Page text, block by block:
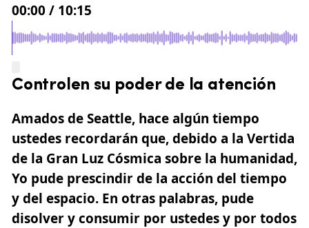
00:00 / 10:15
Controlen su poder de la atención
Amados de Seattle, hace algún tiempo
ustedes recordarán que, debido a la Vertida
de la Gran Luz Cósmica sobre la humanidad,
Yo pude prescindir de la acción del tiempo
y del espacio. En otras palabras, pude
disolver y consumir por ustedes y por todos